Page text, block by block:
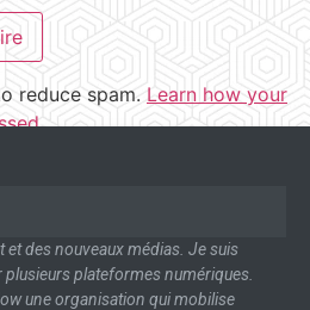
reduce spam. Learn how your
et des nouveaux médias. Je suis
plateformes numériques.
une organisation qui mobilise